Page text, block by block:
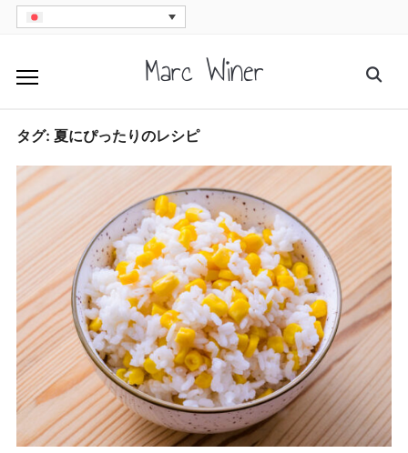
Skip
content
Marc Winer
タグ: 夏にぴったりのレシピ